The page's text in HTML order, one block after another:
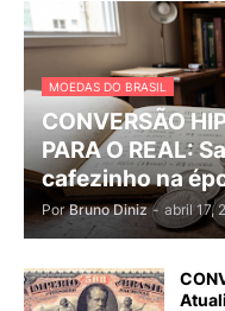
MOEDAS DO BRASIL
CONVERSÃO
PARA O REAL:
cafezinho na
Por Bruno Diniz - abril 17,